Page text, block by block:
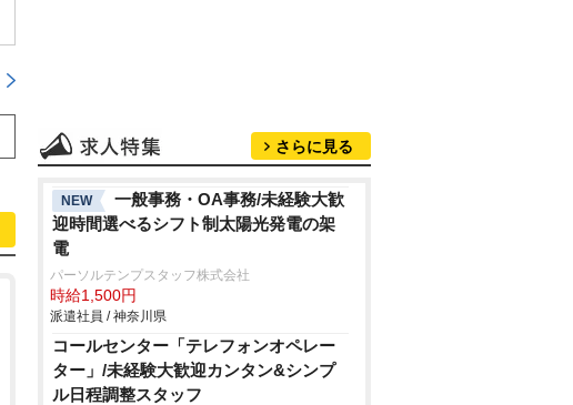
さらに見る
NEW
一般事務・OA事務/未経験大歓
迎時間選べるシフト制太陽光発電の架
電
パーソルテンプスタッフ株式会社
時給1,500円
派遣社員 / 神奈川県
コールセンター「テレフォンオペレー
ター」/未経験大歓迎カンタン&シンプ
ル日程調整スタッフ